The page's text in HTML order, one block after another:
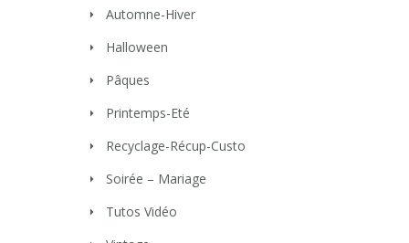
Automne-Hiver
Halloween
Pâques
Printemps-Eté
Recyclage-Récup-Custo
Soirée – Mariage
Tutos Vidéo